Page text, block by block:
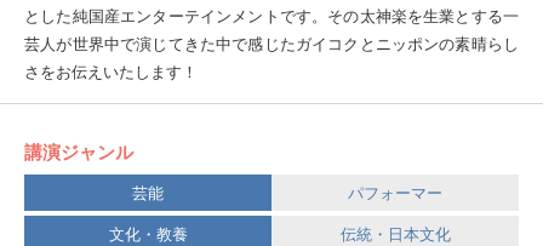
とした純国産エンターテインメントです。その太神楽を生業とする一
芸人が世界中で演じてきた中で感じたガイコクとニッポンの素晴らし
さをお伝えいたします！
講演ジャンル
芸能
パフォーマー
文化・教養
伝統・日本文化